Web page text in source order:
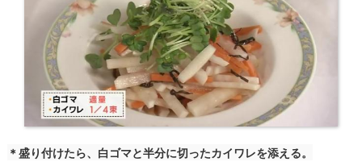
＊盛り付けたら、白ゴマと半分に切ったカイワレを添える。